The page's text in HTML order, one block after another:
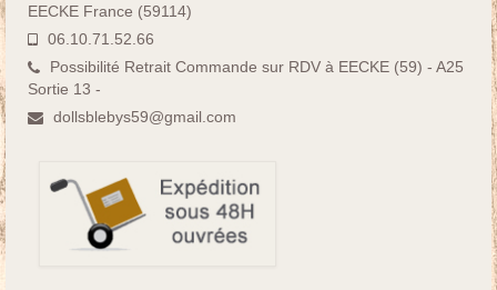
EECKE France (59114)
06.10.71.52.66
Possibilité Retrait Commande sur RDV à EECKE (59) - A25
Sortie 13 -
dollsblebys59@gmail.com